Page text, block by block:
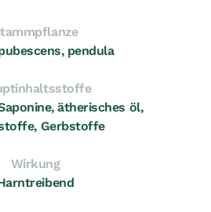
pendula
ätherisches öl,
Gerbstoffe
Wirkung